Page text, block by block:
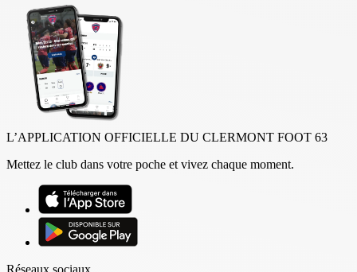
L’APPLICATION OFFICIELLE DU CLERMONT FOOT 63
Mettez le club dans votre poche et vivez chaque moment.
Réseaux sociaux